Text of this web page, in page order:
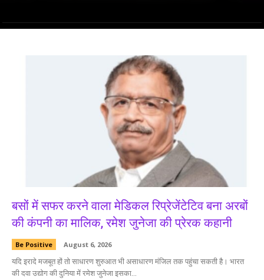
बसों में सफर करने वाला मेडिकल रिप्रेजेंटेटिव बना अरबों
की कंपनी का मालिक, रमेश जुनेजा की प्रेरक कहानी
Be Positive August 6, 2026
यदि इरादे मजबूत हों तो साधारण शुरुआत भी असाधारण मंजिल तक पहुंचा सकती है। भारत
की दवा उद्योग की दुनिया में रमेश जुनेजा इसका...